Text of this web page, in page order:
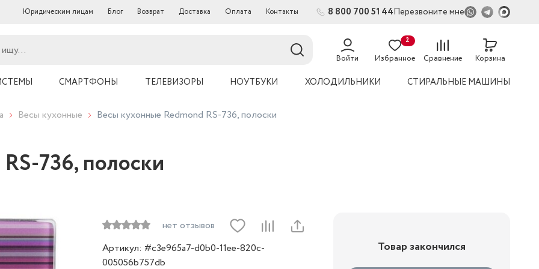
Юридическим лицам Блог Возврат Доставка Оплата Контакты 8 800 700 51 44Перезвоните мне
Войти Избранное
2
Сравнение
54
Корзина
СМАРТФОНЫ ТЕЛЕВИЗОРЫ НОУТБУКИ ХОЛОДИЛЬНИКИ СТИРАЛЬНЫЕ МАШИНЫ
Весы кухонные Весы кухонные Redmond RS-736, полоски
736, полоски
нет отзывов
Артикул: #c3e965a7-d0b0-11ee-820c-
005056b757db
Товар закончился